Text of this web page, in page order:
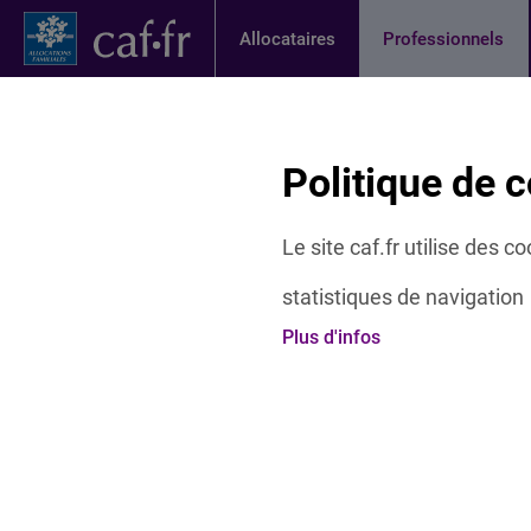
Politique de
Le site caf.fr utilise des
statistiques de navigation
Plus d'infos
Contenu principal
Pied de page
Allocataires Professionnels
Page active
Offres et services Partenaires
Inter'activités : La